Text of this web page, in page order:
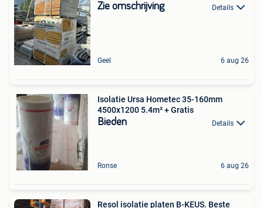
Zie omschrijving Details
Geel 6 aug 26
Isolatie Ursa Hometec 35-160mm
4500x1200 5.4m² + Gratis
Bieden Details
Ronse 6 aug 26
Resol isolatie platen B-KEUS. Beste